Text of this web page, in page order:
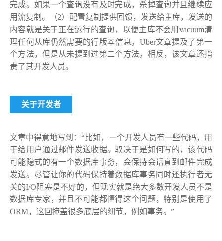
完成。如果一个查询没有及时完成，杀掉查询并且继续应
用流复制。（2）配置复制提供回馈，发送给主库，发送的
内容就是关于正在运行的查询，以便主库不会用vacuum清
理任何从库仍然需要的行版本信息。Uber文章提及了第一
个方法，但是从未提到过第二个方法。相反，该文章还指
责了其开发人员。
关于开发者
文章中得意地写到：“比如，一个开发人员有一些代码，用
于给用户通过邮件发送收据。取决于是如何写的，该代码
可能隐式的有一个数据库事务，会保持会话直到邮件完成
发送。尽管让你的代码保持着数据库事务同时还执行者无
关的I/O阻塞是不好的，但现实就是绝大多数开发人员不是
数据库专家，并且不可能都懂得这个问题，特别是使用了
ORM，这回掩盖很多底层的细节，例如事务。”